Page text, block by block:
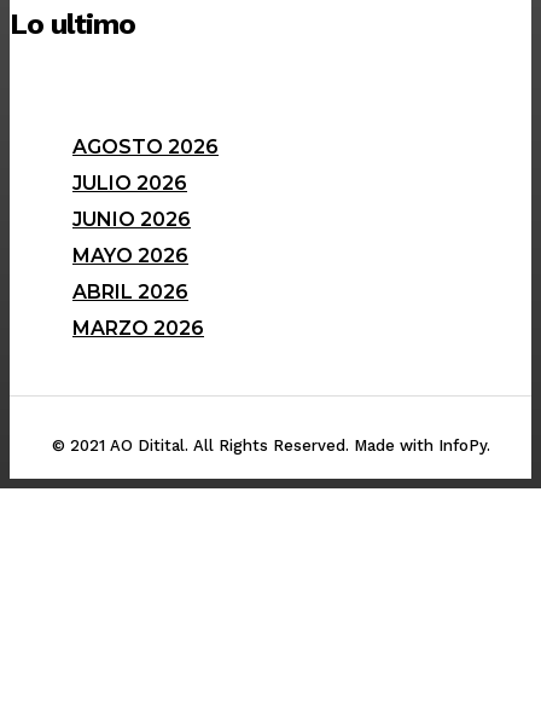
Lo ultimo
AGOSTO 2026
JULIO 2026
JUNIO 2026
MAYO 2026
ABRIL 2026
MARZO 2026
© 2021 AO Ditital. All Rights Reserved. Made with InfoPy.